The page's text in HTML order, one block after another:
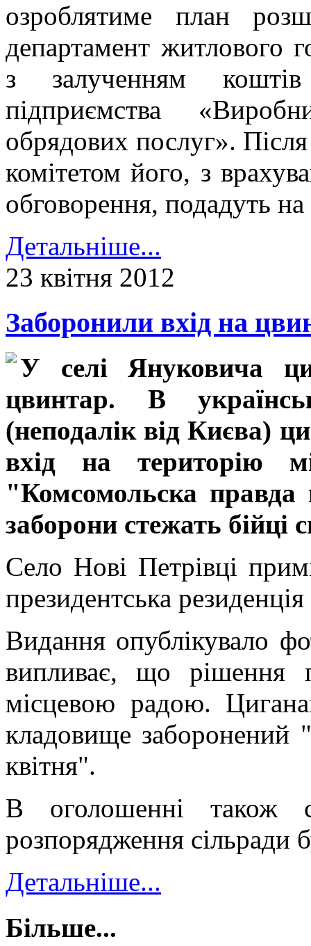
озроблятиме план
департамент житлового
з залученням коштів
підприємства
обрядових послуг».
комітетом його, з
обговорення, подадуть на
Детальніше...
23 квітня 2012
Заборонили вхід на
У селі Януковича
цвинтар. В
(неподалік від Києва)
вхід на територію
"Комсомольска
заборони стежать бійці
Село Нові Петрівці
президентська
Видання опублікувало
випливає, що рішення
місцевою радою.
кладовище заборонений
квітня".
В оголошенні також
розпорядження сільради
Детальніше...
Більше...